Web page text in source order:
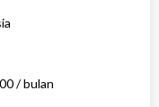
/ bulan